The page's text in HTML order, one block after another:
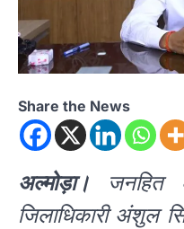
Share the News
अल्मोड़ा। जनहित
जिलाधिकारी अंशुल